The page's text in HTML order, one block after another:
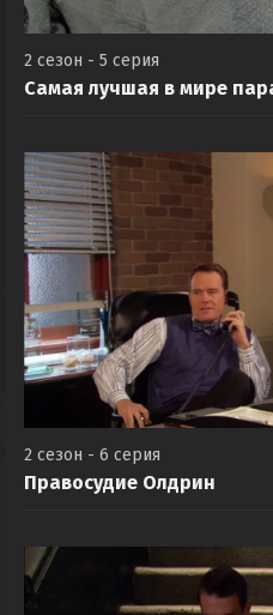
2 сезон - 5 серия
Самая лучшая в мире
2 сезон - 6 серия
Правосудие Олдрин